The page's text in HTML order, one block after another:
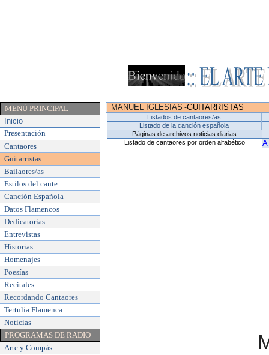
MENÚ PRINCIPAL
Inicio
Presentación
Cantaores
Guitarristas
Bailaores/as
Estilos del cante
Canción Española
Datos Flamencos
Dedicatorias
Entrevistas
Historias
Homenajes
Poesías
Recitales
Recordando Cantaores
Tertulia Flamenca
Noticias
PROGRAMAS DE RADIO
Arte y Compás
MANUEL IGLESIAS -GUITARRISTAS
Listados de cantaores/as
Listado de la canción española
Páginas de archivos noticias diarias
Listado de cantaores por orden alfabético
A